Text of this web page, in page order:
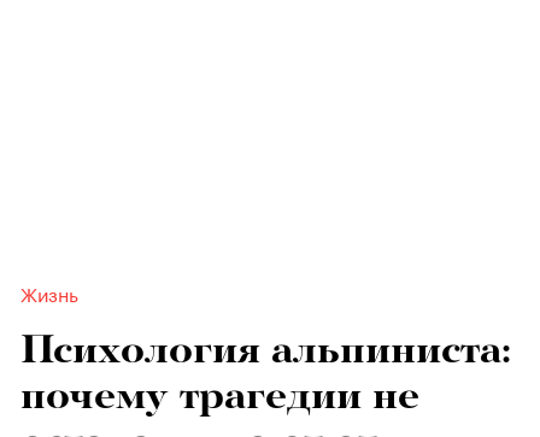
Жизнь
Психология альпиниста:
почему трагедии не